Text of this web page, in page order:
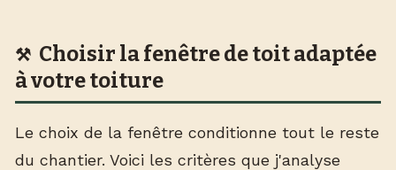
Choisir la fenêtre de toit adaptée
à votre toiture
Le choix de la fenêtre conditionne tout le reste
du chantier. Voici les critères que j'analyse